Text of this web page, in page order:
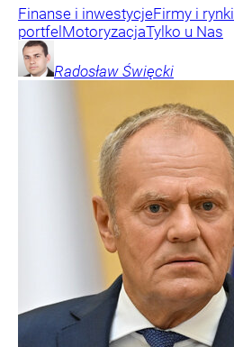
Finanse i inwestycjeFirmy i rynki
portfel MotoryzacjaTylko u Nas
Radosław Święcki